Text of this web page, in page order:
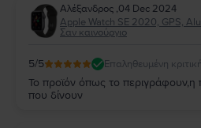
Αλέξανδρος ,04 Dec 2024
Apple Watch SE 2020, GPS,
Σαν καινούργιο
5/5 Επαληθευμένη κριτική
Το προϊόν όπως το περιγράφουν,η
που δίνουν